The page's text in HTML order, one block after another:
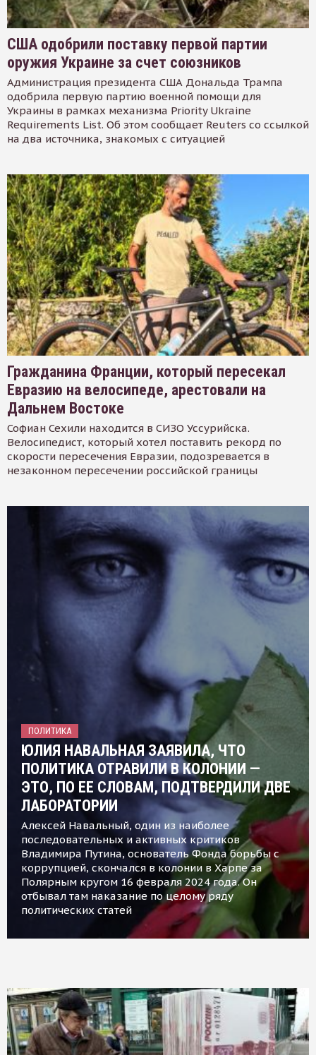
США одобрили поставку первой партии
оружия Украине за счет союзников
Администрация президента США Дональда Трампа
одобрила первую партию военной помощи для
Украины в рамках механизма Priority Ukraine
Requirements List. Об этом сообщает Reuters со ссылкой
на два источника, знакомых с ситуацией
Гражданина Франции, который пересекал
Евразию на велосипеде, арестовали на
Дальнем Востоке
Софиан Сехили находится в СИЗО Уссурийска.
Велосипедист, который хотел поставить рекорд по
скорости пересечения Евразии, подозревается в
незаконном пересечении российской границы
ПОЛИТИКА
ЮЛИЯ НАВАЛЬНАЯ ЗАЯВИЛА, ЧТО
ПОЛИТИКА ОТРАВИЛИ В КОЛОНИИ —
ЭТО, ПО ЕЕ СЛОВАМ, ПОДТВЕРДИЛИ ДВЕ
ЛАБОРАТОРИИ
Алексей Навальный, один из наиболее
последовательных и активных критиков
Владимира Путина, основатель Фонда борьбы с
коррупцией, скончался в колонии в Харпе за
Полярным кругом 16 февраля 2024 года. Он
отбывал там наказание по целому ряду
политических статей